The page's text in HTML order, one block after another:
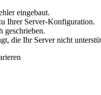
eingebaut.
Ihrer Server-Konfiguration.
geschrieben.
die Ihr Server nicht